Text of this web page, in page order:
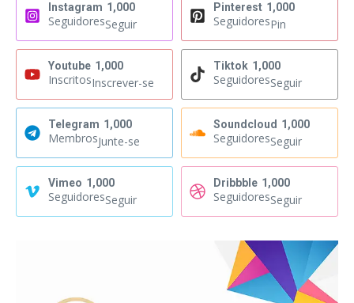
Instagram 1,000
SeguidoresSeguir
Pinterest 1,000
SeguidoresPin
Youtube 1,000
InscritosInscrever-se
Tiktok 1,000
SeguidoresSeguir
Telegram 1,000
MembrosJunte-se
Soundcloud 1,000
SeguidoresSeguir
Vimeo 1,000
SeguidoresSeguir
Dribbble 1,000
SeguidoresSeguir